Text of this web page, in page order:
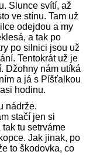
Slunce svítí, až
ve stínu. Tam už
odejdou a my
a tak po
po silnici jsou už
Tentokrát už je
Džohny nám utíká
a já s Píšťalkou
hodinu.
nádrže.
stačí jen si
tu setrváme
Jak jinak, po
to škodovka, co